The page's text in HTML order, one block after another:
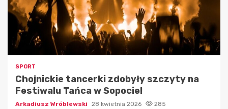
SPORT
Chojnickie tancerki zdobyły szczyty na
Festiwalu Tańca w Sopocie!
Arkadiusz Wróblewski 28 kwietnia 2026 285